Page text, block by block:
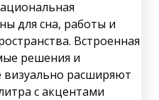
для сна, работы и
Встроенная
решения и
расширяют
с акцентами